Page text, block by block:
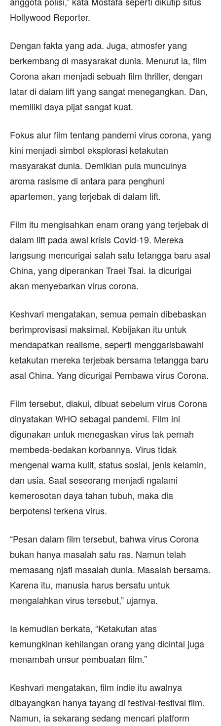
Hollywood Reporter.
Dengan fakta yang ada. Juga, atmosfer yang
berkembang di masyarakat dunia. Menurut ia, film
Corona akan menjadi sebuah film thriller, dengan
latar di dalam lift yang sangat menegangkan. Dan,
memiliki daya pijat sangat kuat.
Fokus alur film tentang pandemi virus corona, yang
kini menjadi simbol eksplorasi ketakutan
masyarakat dunia. Demikian pula munculnya
aroma rasisme di antara para penghuni
apartemen, yang terjebak di dalam lift.
Film itu mengisahkan enam orang yang terjebak di
dalam lift pada awal krisis Covid-19. Mereka
langsung mencurigai salah satu tetangga baru asal
China, yang diperankan Traei Tsai. Ia dicurigai
akan menyebarkan virus corona.
Keshvari mengatakan, semua pemain dibebaskan
berimprovisasi maksimal. Kebijakan itu untuk
mendapatkan realisme, seperti menggarisbawahi
ketakutan mereka terjebak bersama tetangga baru
asal China. Yang dicurigai Pembawa virus Corona.
Film tersebut, diakui, dibuat sebelum virus Corona
dinyatakan WHO sebagai pandemi. Film ini
digunakan untuk menegaskan virus tak pernah
membeda-bedakan korbannya. Virus tidak
mengenal warna kulit, status sosial, jenis kelamin,
dan usia. Saat seseorang menjadi ngalami
kemerosotan daya tahan tubuh, maka dia
berpotensi terkena virus.
“Pesan dalam film tersebut, bahwa virus Corona
bukan hanya masalah satu ras. Namun telah
memasang njafi masalah dunia. Masalah bersama.
Karena itu, manusia harus bersatu untuk
mengalahkan virus tersebut,” ujarnya.
Ia kemudian berkata, “Ketakutan atas
kemungkinan kehilangan orang yang dicintai juga
menambah unsur pembuatan film.”
Keshvari mengatakan, film indie itu awalnya
dibayangkan hanya tayang di festival-festival film.
Namun, ia sekarang sedang mencari platform